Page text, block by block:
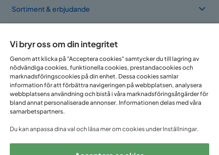
Sortiment & erbjudande
Om Trademax
Vi finns i flera länder
Vi bryr oss om din integritet
Genom att klicka på "Acceptera cookies" samtycker du till lagring av
nödvändiga cookies, funktionella cookies, prestandacookies och
marknadsföringscookies på din enhet. Dessa cookies samlar
information för att förbättra navigeringen på webbplatsen, analysera
webbplatsens användning och bistå i våra marknadsföringsåtgärder för
bland annat personaliserade annonser. Informationen delas med våra
samarbetspartners.
Du kan anpassa dina val och läsa mer om cookies under Inställningar.